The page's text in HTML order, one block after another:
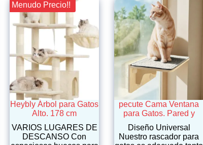
¡¡ Menudo Precio!!
Heybly Árbol para Gatos
Alto. 178 cm
VARIOS LUGARES DE
DESCANSO Con
pecute Cama Ventana
para Gatos. Pared y
Diseño Universal
Nuestro rascador para